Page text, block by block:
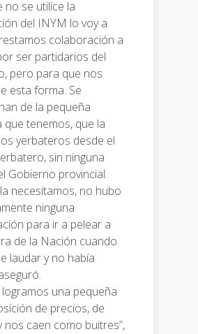
no se utilice la
del INYM lo voy a
colaboración a
ser partidarios del
pero para que nos
esta forma. Se
de la pequeña
que tenemos, que la
yerbateros desde el
sin ninguna
Gobierno provincial.
necesitamos, no hubo
ninguna
para ir a pelear a
de la Nación cuando
laudar y no había
logramos una pequeña
de precios, de
nos caen como buitres”,